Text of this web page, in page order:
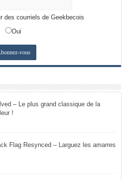
des courriels de Geekbecois
Oui
– Le plus grand classique de la
!
Flag Resynced – Larguez les amarres